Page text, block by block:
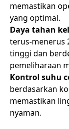
memastikan
yang optimal.
Daya tahan
terus-menerus
tinggi dan
pemeliharaan
Kontrol suhu
berdasarkan
memastikan
nyaman.